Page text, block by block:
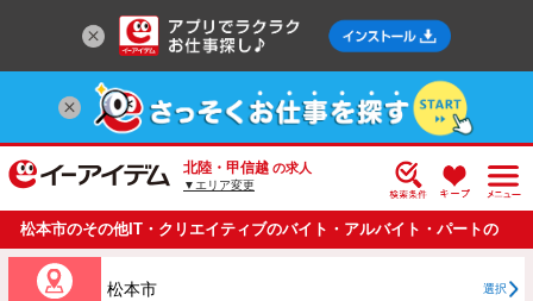
北陸・甲信越 の求人
▼エリア変更
松本市のその他IT・クリエイティブのバイト・アルバイト・パートの
求人情報一覧
松本市 選択